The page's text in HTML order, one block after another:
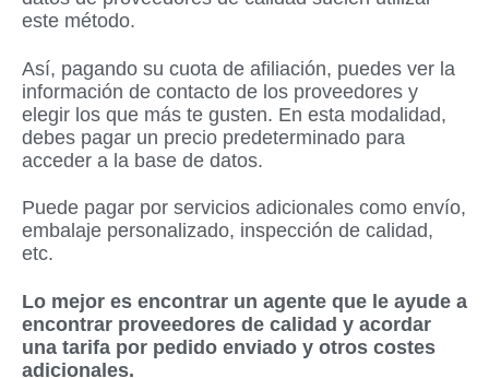
este método.
Así, pagando su cuota de afiliación, puedes ver la
información de contacto de los proveedores y
elegir los que más te gusten. En esta modalidad,
debes pagar un precio predeterminado para
acceder a la base de datos.
Puede pagar por servicios adicionales como envío,
embalaje personalizado, inspección de calidad,
etc.
Lo mejor es encontrar un agente que le ayude a
encontrar proveedores de calidad y acordar
una tarifa por pedido enviado y otros costes
adicionales.